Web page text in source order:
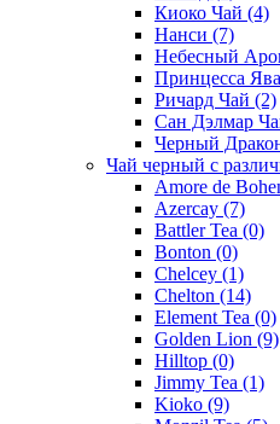
Киоко Чай (4)
Нанси (7)
Небесный
Принцесса Ява
Ричард Чай (2)
Сан Дэлмар
Черный
Чай черный с
Amore de
Azercay (7)
Battler Tea (0)
Bonton (0)
Chelcey (1)
Chelton (14)
Element Tea (0)
Golden Lion (9)
Hilltop (0)
Jimmy Tea (1)
Kioko (9)